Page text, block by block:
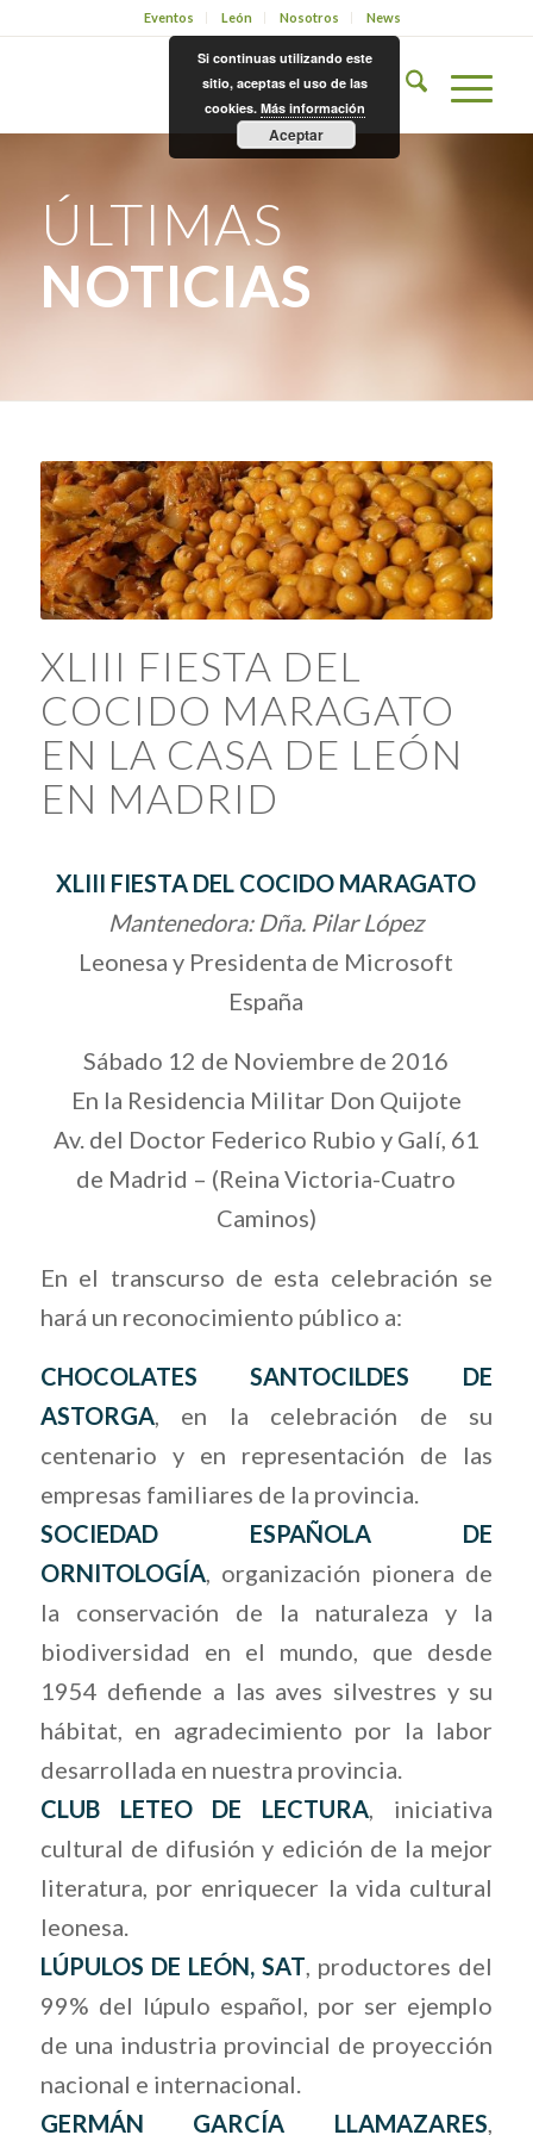
Eventos León Nosotros News
ÚLTIMAS
NOTICIAS
XLIII FIESTA DEL
COCIDO MARAGATO
EN LA CASA DE LEÓN
EN MADRID
XLIII FIESTA DEL COCIDO MARAGATO
Mantenedora: Dña. Pilar López
Leonesa y Presidenta de Microsoft
España
Sábado 12 de Noviembre de 2016
En la Residencia Militar Don Quijote
Av. del Doctor Federico Rubio y Galí, 61
de Madrid – (Reina Victoria-Cuatro
Caminos)
En el transcurso de esta celebración se
hará un reconocimiento público a:
CHOCOLATES SANTOCILDES DE
ASTORGA, en la celebración de su
centenario y en representación de las
empresas familiares de la provincia.
SOCIEDAD ESPAÑOLA DE
ORNITOLOGÍA, organización pionera de
la conservación de la naturaleza y la
biodiversidad en el mundo, que desde
1954 defiende a las aves silvestres y su
hábitat, en agradecimiento por la labor
desarrollada en nuestra provincia.
CLUB LETEO DE LECTURA, iniciativa
cultural de difusión y edición de la mejor
literatura, por enriquecer la vida cultural
leonesa.
LÚPULOS DE LEÓN, SAT, productores del
99% del lúpulo español, por ser ejemplo
de una industria provincial de proyección
nacional e internacional.
GERMÁN GARCÍA LLAMAZARES,
Si continuas utilizando este
sitio, aceptas el uso de las
cookies. Más información
Aceptar